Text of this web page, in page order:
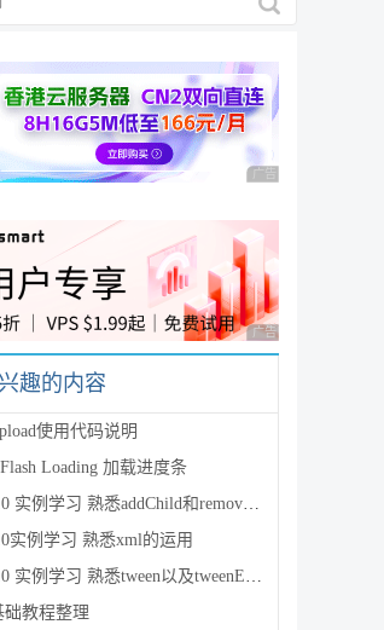
广告 商业广告，理性
选择
广告 商业广告，理性
趣的内容
使用代码说明
Loading 加载进度条
实例学习 熟悉addChild和removeCh
实例学习 熟悉xml的运用
实例学习 熟悉tween以及tweenEvent
础教程整理